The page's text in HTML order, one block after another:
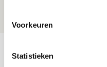
Voorkeuren
Statistieken
Reis jij als